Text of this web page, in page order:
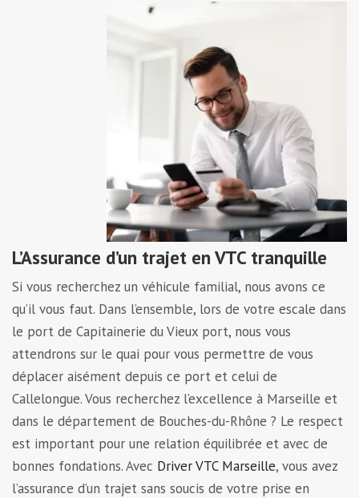
L’Assurance d’un trajet en VTC tranquille
Si vous recherchez un véhicule familial, nous avons ce
qu’il vous faut. Dans l’ensemble, lors de votre escale dans
le port de Capitainerie du Vieux port, nous vous
attendrons sur le quai pour vous permettre de vous
déplacer aisément depuis ce port et celui de
Callelongue. Vous recherchez l’excellence à Marseille et
dans le département de Bouches-du-Rhône ? Le respect
est important pour une relation équilibrée et avec de
bonnes fondations. Avec Driver VTC Marseille, vous avez
l’assurance d’un trajet sans soucis de votre prise en